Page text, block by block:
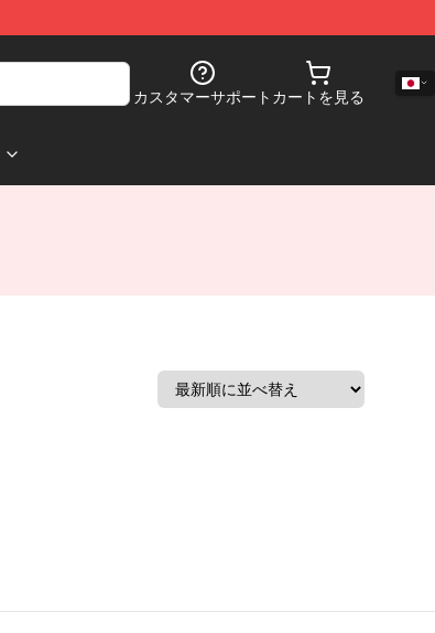
カスタマーサポート カートを見る